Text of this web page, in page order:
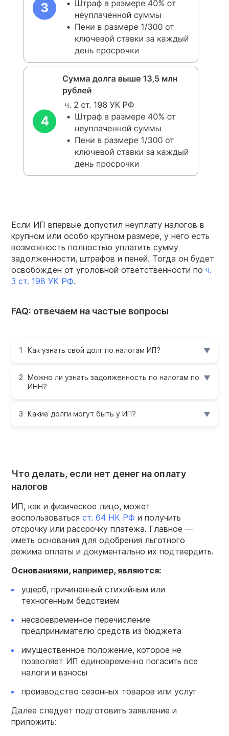
Если ИП впервые допустил неуплату налогов в
крупном или особо крупном размере, у него есть
возможность полностью уплатить сумму
задолженности, штрафов и пеней. Тогда он будет
освобожден от уголовной ответственности по ч.
3 ст. 198 УК РФ.
FAQ: отвечаем на частые вопросы
Как узнать свой долг по налогам ИП?
Можно ли узнать задолженность по налогам по
ИНН?
Какие долги могут быть у ИП?
Что делать, если нет денег на оплату
налогов
ИП, как и физическое лицо, может
воспользоваться ст. 64 НК РФ и получить
отсрочку или рассрочку платежа. Главное —
иметь основания для одобрения льготного
режима оплаты и документально их подтвердить.
Основаниями, например, являются:
ущерб, причиненный стихийным или
техногенным бедствием
несвоевременное перечисление
предпринимателю средств из бюджета
имущественное положение, которое не
позволяет ИП единовременно погасить все
налоги и взносы
производство сезонных товаров или услуг
Далее следует подготовить заявление и
приложить: